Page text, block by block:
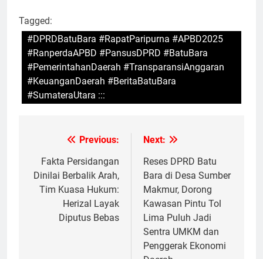
Tagged:
#DPRDBatuBara #RapatParipurna #APBD2025
#RanperdaAPBD #PansusDPRD #BatuBara
#PemerintahanDaerah #TransparansiAnggaran
#KeuanganDaerah #BeritaBatuBara
#SumateraUtara :::
Navigasi
pos
Previous:
Fakta Persidangan
Dinilai Berbalik Arah,
Tim Kuasa Hukum:
Herizal Layak
Diputus Bebas
Next:
Reses DPRD Batu
Bara di Desa Sumber
Makmur, Dorong
Kawasan Pintu Tol
Lima Puluh Jadi
Sentra UMKM dan
Penggerak Ekonomi